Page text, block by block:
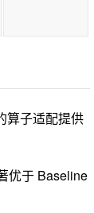
算子适配提供
优于 Baseline